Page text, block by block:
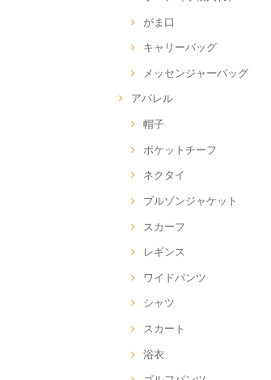
がま口
キャリーバッグ
メッセンジャーバッグ
アパレル
帽子
ポケットチーフ
ネクタイ
ブルゾンジャケット
スカーフ
レギンス
ワイドパンツ
シャツ
スカート
浴衣